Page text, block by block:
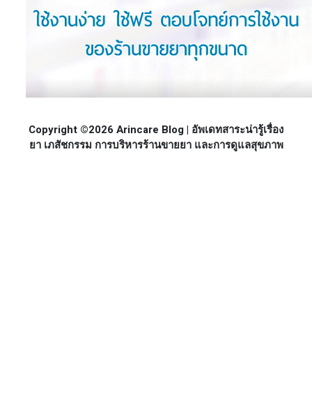
Copyright ©2026 Arincare Blog | อัพเดทสาระน่ารู้เรื่อง
ยา เภสัชกรรม การบริหารร้านขายยา และการดูแลสุขภาพ